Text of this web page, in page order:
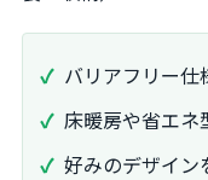
バリアフリー
床暖房や省エネ
好みのデザイン